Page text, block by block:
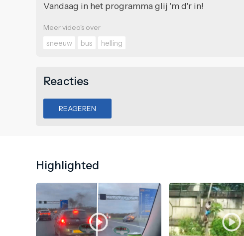
Vandaag in het programma glij 'm d'r in!
Meer video's over
sneeuw
bus helling
Reacties
REAGEREN
Highlighted